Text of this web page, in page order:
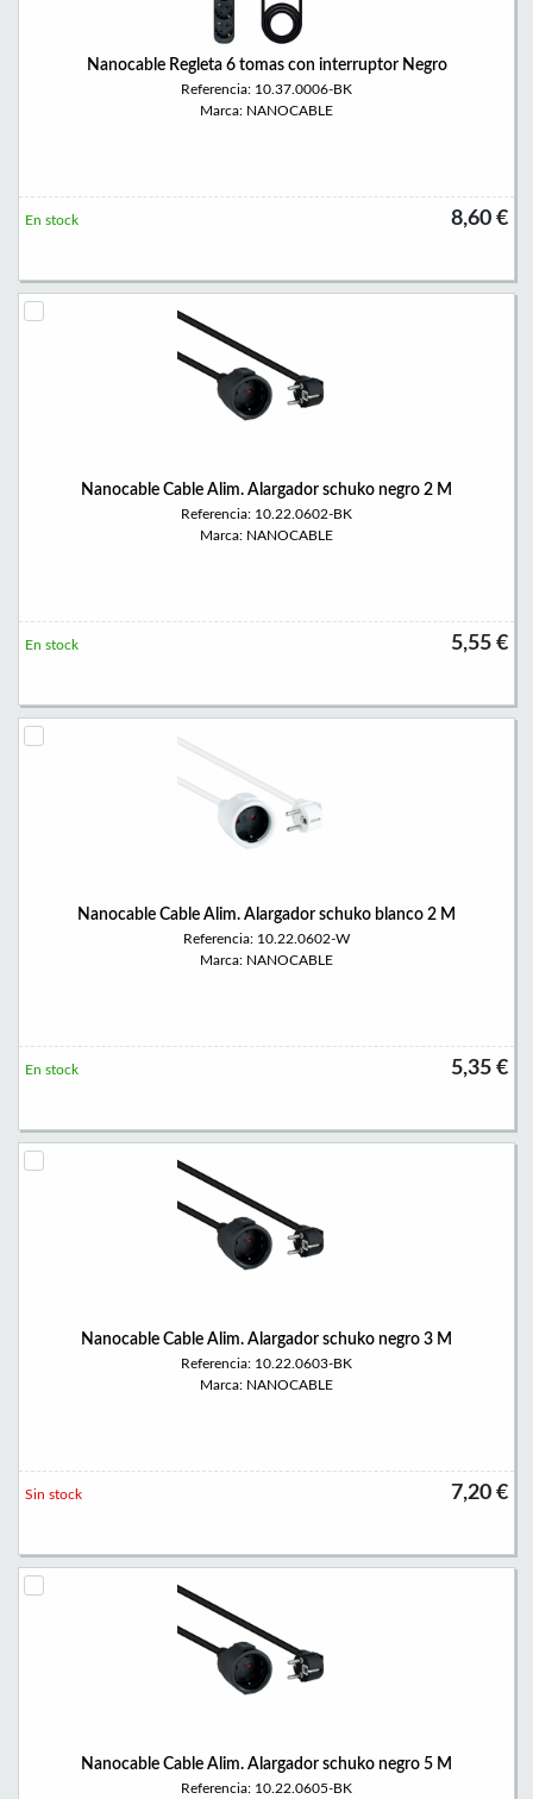
Nanocable Regleta 6 tomas con interruptor Negro
Referencia: 10.37.0006-BK
Marca: NANOCABLE
8,60 €
En stock
Nanocable Cable Alim. Alargador schuko negro 2 M
Referencia: 10.22.0602-BK
Marca: NANOCABLE
5,55 €
En stock
Nanocable Cable Alim. Alargador schuko blanco 2 M
Referencia: 10.22.0602-W
Marca: NANOCABLE
5,35 €
En stock
Nanocable Cable Alim. Alargador schuko negro 3 M
Referencia: 10.22.0603-BK
Marca: NANOCABLE
7,20 €
Sin stock
Nanocable Cable Alim. Alargador schuko negro 5 M
Referencia: 10.22.0605-BK